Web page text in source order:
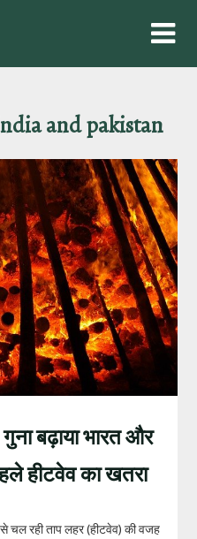
and pakistan
बढ़ाया भारत और
हीटवेव का खतरा
चल रही ताप लहर (हीटवेव) की वजह